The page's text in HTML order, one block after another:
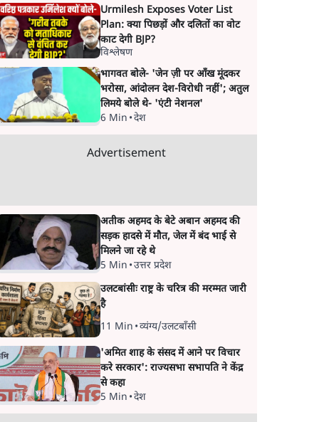
Urmilesh Exposes Voter List
Plan: क्या पिछड़ों और दलितों का वोट
काट देगी BJP?
विश्लेषण
भागवत बोले- 'जेन ज़ी पर आँख मूंदकर
भरोसा, आंदोलन देश-विरोधी नहीं'; अतुल
लिमये बोले थे- 'एंटी नेशनल'
6 Min •देश
Advertisement
अतीक अहमद के बेटे अबान अहमद की
सड़क हादसे में मौत, जेल में बंद भाई से
मिलने जा रहे थे
5 Min •उत्तर प्रदेश
उलटबांसीः राष्ट्र के चरित्र की मरम्मत जारी
है
11 Min •व्यंग्य/उलटबाँसी
'अमित शाह के संसद में आने पर विचार
करे सरकार': राज्यसभा सभापति ने केंद्र
से कहा
5 Min •देश